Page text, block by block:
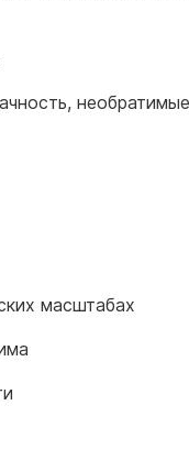
необратимые
масштабах